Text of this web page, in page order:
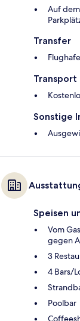
Auf
Transfer
Transport
Sonstige
Speisen
Vom
gegen
3
4 Bars/
Poolbar